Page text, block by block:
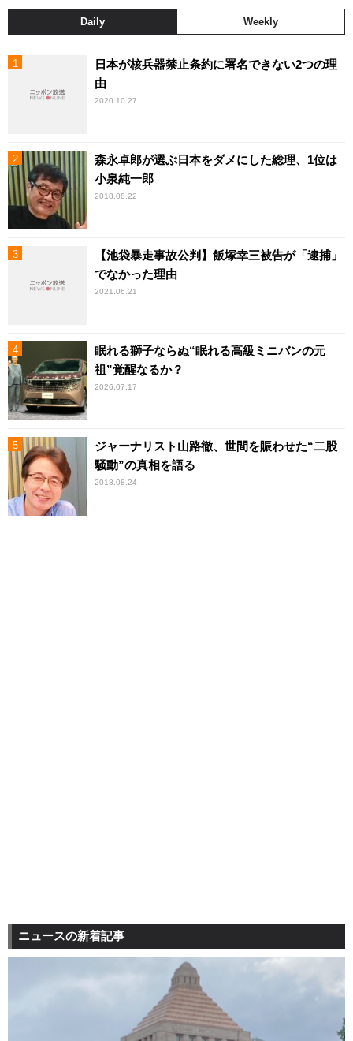
Daily Weekly
日本が核兵器禁止条約に署名できない2つの理
由
2020.10.27
森永卓郎が選ぶ日本をダメにした総理、1位は
小泉純一郎
2018.08.22
【池袋暴走事故公判】飯塚幸三被告が「逮捕」
でなかった理由
2021.06.21
眠れる獅子ならぬ“眠れる高級ミニバンの元
祖”覚醒なるか？
2026.07.17
ジャーナリスト山路徹、世間を賑わせた“二股
騒動”の真相を語る
2018.08.24
ニュースの新着記事